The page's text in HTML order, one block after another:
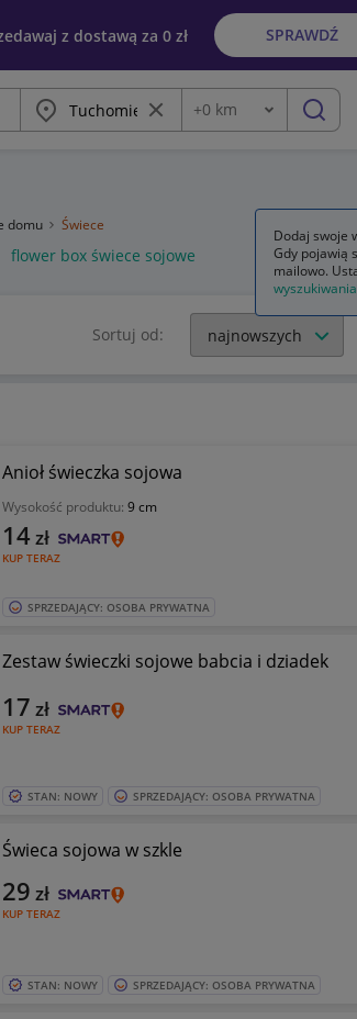
z dostawą za 0 zł SPRAWDŹ
Miasto Wyczyść frazę
Odległość
+0 km szukaj
domu Świece
flower box świece sojowe
Sortuj od:
Anioł świeczka sojowa
Wysokość produktu: 9 cm
KUP TERAZ
14 zł
SPRZEDAJĄCY: OSOBA PRYWATNA
Zestaw świeczki sojowe babcia i dziadek
KUP TERAZ
17 zł
STAN: NOWY SPRZEDAJĄCY: OSOBA PRYWATNA
Świeca sojowa w szkle
KUP TERAZ
29 zł
STAN: NOWY SPRZEDAJĄCY: OSOBA PRYWATNA
Dodaj swoje
Gdy pojawią
mailowo.